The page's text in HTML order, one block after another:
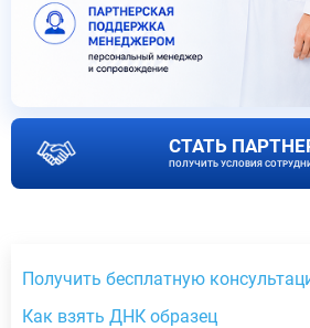
СТАТЬ
ПОЛУЧИТЬ УСЛОВИЯ
Получить бесплатную
Как взять ДНК образец